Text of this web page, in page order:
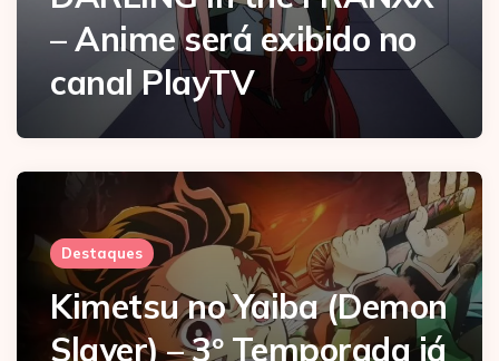
– Anime será exibido no
canal PlayTV
Destaques
Kimetsu no Yaiba (Demon
Slayer) – 3º Temporada já